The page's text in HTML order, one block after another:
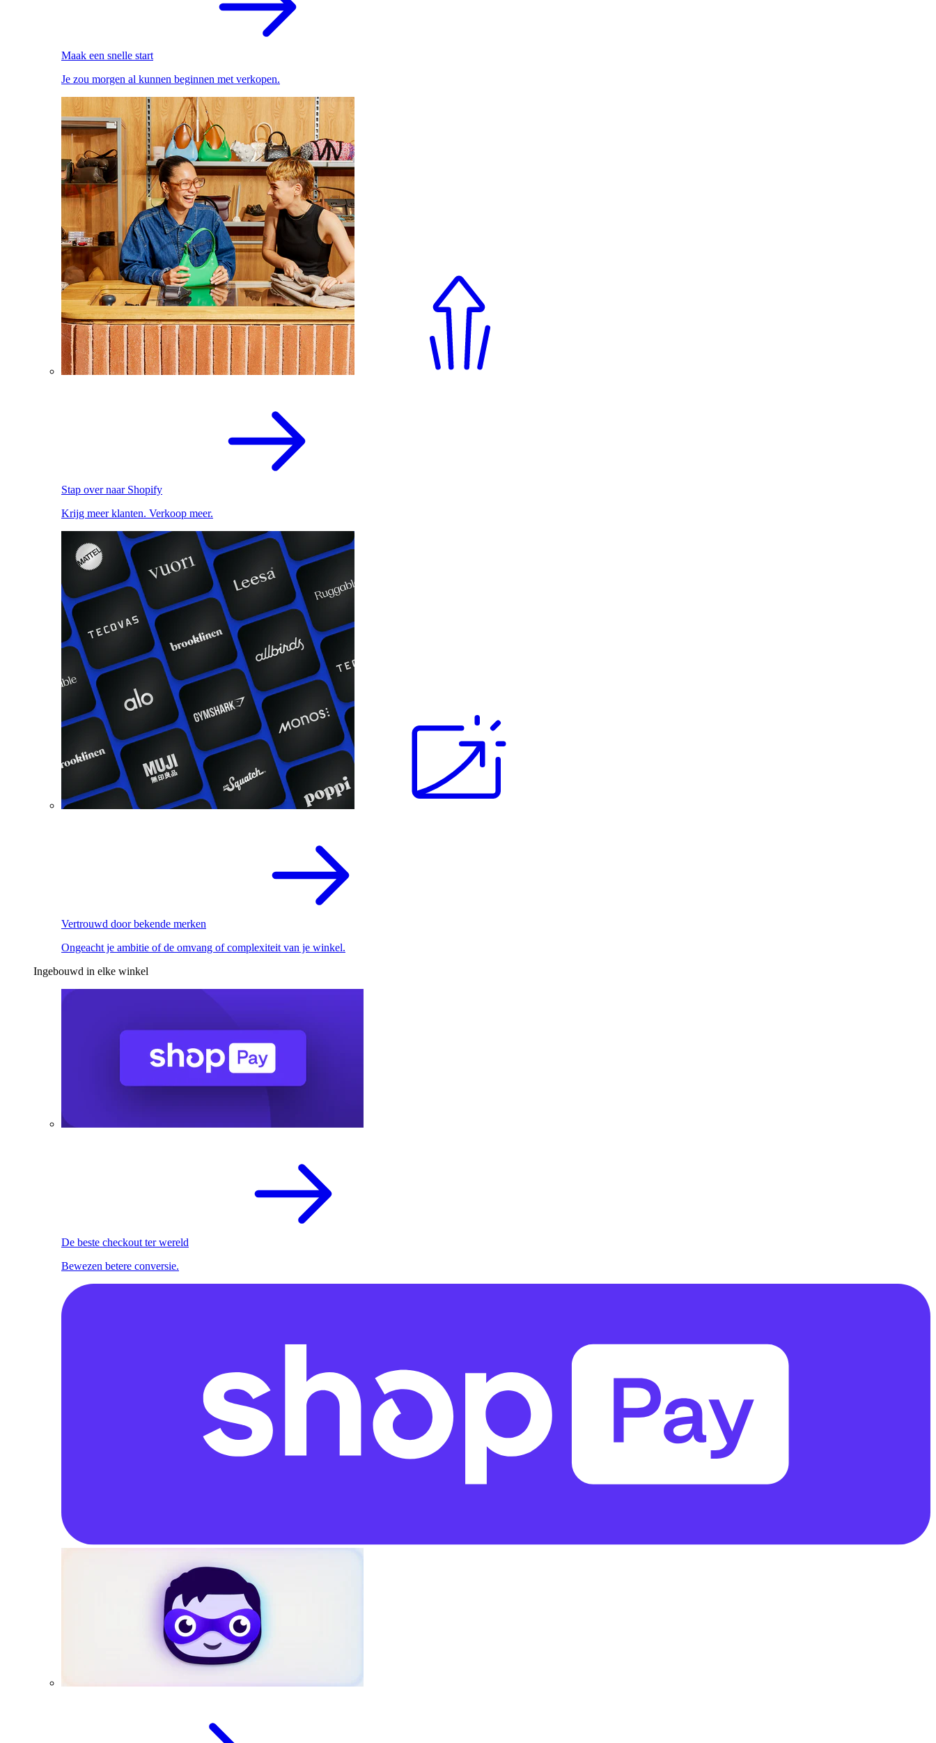
Maak een snelle start
Je zou morgen al kunnen beginnen met verkopen.
Stap over naar Shopify
Krijg meer klanten. Verkoop meer.
Vertrouwd door bekende merken
Ongeacht je ambitie of de omvang of complexiteit van je winkel.
Ingebouwd in elke winkel
De beste checkout ter wereld
Bewezen betere conversie.